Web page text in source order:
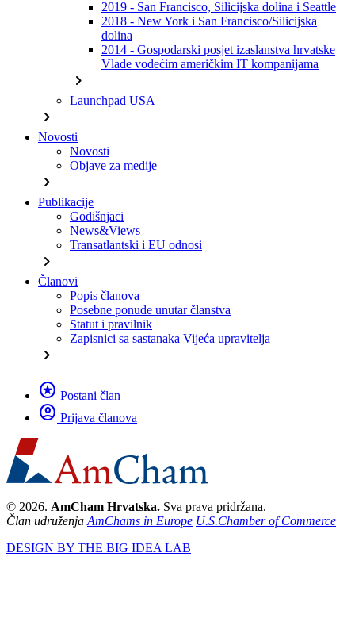
2019 - San Francisco, Silicijska dolina i Seattle
2018 - New York i San Francisco/Silicijska
dolina
2014 - Gospodarski posjet izaslanstva hrvatske
Vlade vodećim američkim IT kompanijama
chevron_right
Launchpad USA
chevron_right
Novosti
Novosti
Objave za medije
chevron_right
Publikacije
Godišnjaci
News&Views
Transatlantski i EU odnosi
chevron_right
Članovi
Popis članova
Posebne ponude unutar članstva
Statut i pravilnik
Zapisnici sa sastanaka Vijeća upravitelja
chevron_right
stars Postani član
account_circle Prijava članova
© 2026. AmCham Hrvatska. Sva prava pridržana.
Član udruženja AmChams in Europe U.S.Chamber of Commerce
DESIGN BY THE BIG IDEA LAB